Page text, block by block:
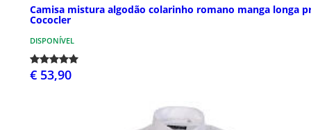
Camisa mistura algodão colarinho romano manga longa
Cococler
DISPONÍVEL
€ 53,90